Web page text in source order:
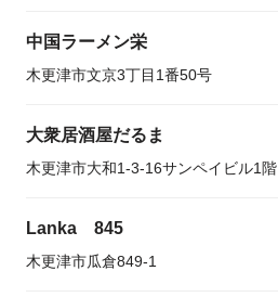
中国ラーメン栄
木更津市文京3丁目1番50号
大衆居酒屋だるま
木更津市大和1-3-16サンペイビル1階
Lanka 845
木更津市瓜倉849-1